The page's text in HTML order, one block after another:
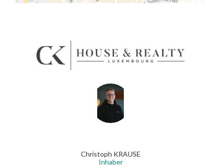
Christoph KRAUSE
Inhaber